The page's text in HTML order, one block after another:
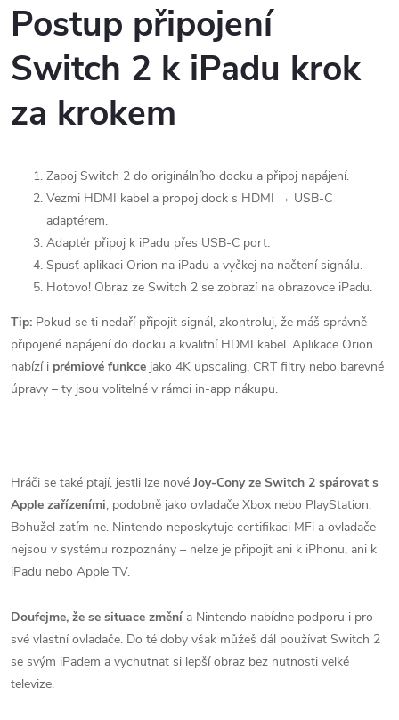
Postup připojení
Switch 2 k iPadu krok
za krokem
Zapoj Switch 2 do originálního docku a připoj napájení.
Vezmi HDMI kabel a propoj dock s HDMI → USB-C
adaptérem.
Adaptér připoj k iPadu přes USB-C port.
Spusť aplikaci Orion na iPadu a vyčkej na načtení signálu.
Hotovo! Obraz ze Switch 2 se zobrazí na obrazovce iPadu.
Tip: Pokud se ti nedaří připojit signál, zkontroluj, že máš správně
připojené napájení do docku a kvalitní HDMI kabel. Aplikace Orion
nabízí i prémiové funkce jako 4K upscaling, CRT filtry nebo barevné
úpravy – ty jsou volitelné v rámci in-app nákupu.
Hráči se také ptají, jestli lze nové Joy-Cony ze Switch 2 spárovat s
Apple zařízeními, podobně jako ovladače Xbox nebo PlayStation.
Bohužel zatím ne. Nintendo neposkytuje certifikaci MFi a ovladače
nejsou v systému rozpoznány – nelze je připojit ani k iPhonu, ani k
iPadu nebo Apple TV.
Doufejme, že se situace změní a Nintendo nabídne podporu i pro
své vlastní ovladače. Do té doby však můžeš dál používat Switch 2
se svým iPadem a vychutnat si lepší obraz bez nutnosti velké
televize.